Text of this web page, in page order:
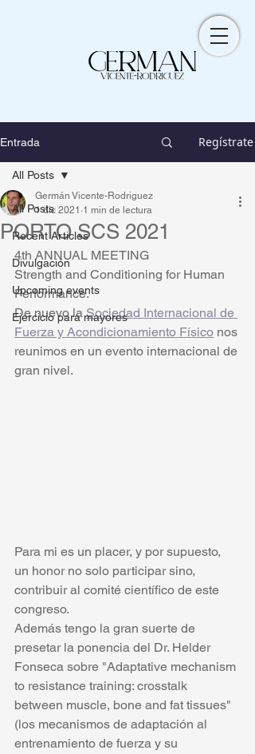
Entrada Regístrate
All Posts
Recent Articles
Divulgación
Upcoming events
Ejercicio para mayores
All Posts
PORTO SCS 2021
Germán Vicente-Rodriguez
1 dic 2021 1 min de lectura
4th ANNUAL MEETING
Strength and Conditioning for Human
Performance.
De nuevo la Sociedad Internacional de
Fuerza y Acondicionamiento Físico nos
reunimos en un evento internacional de
gran nivel.
Para mi es un placer, y por supuesto,
un honor no solo participar sino,
contribuir al comité científico de este
congreso.
Además tengo la gran suerte de
presetar la ponencia del Dr. Helder
Fonseca sobre "Adaptative mechanism
to resistance training: crosstalk
between muscle, bone and fat tissues"
(los mecanismos de adaptación al
entrenamiento de fuerza y su